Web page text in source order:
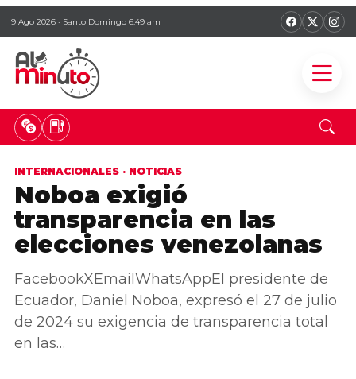
9 Ago 2026 · Santo Domingo 6:49 am
INTERNACIONALES · NOTICIAS
Noboa exigió
transparencia en las
elecciones venezolanas
FacebookXEmailWhatsAppEl presidente de
Ecuador, Daniel Noboa, expresó el 27 de julio
de 2024 su exigencia de transparencia total
en las…